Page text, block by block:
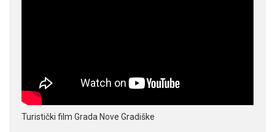
Turistički film Grada Nove Gradiške